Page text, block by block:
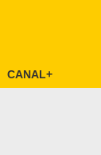
CANAL+